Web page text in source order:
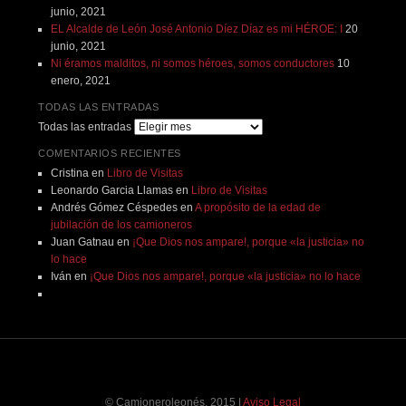
junio, 2021
EL Alcalde de León José Antonio Díez Díaz es mi HÉROE: I
20
junio, 2021
Ni éramos malditos, ni somos héroes, somos conductores 10
enero, 2021
TODAS LAS ENTRADAS
Todas las entradas
COMENTARIOS RECIENTES
Cristinaen Libro de Visitas
Leonardo Garcia Llamasen Libro de Visitas
Andrés Gómez Céspedesen A propósito de la edad de
jubilación de los camioneros
Juan Gatnau en ¡Que Dios nos ampare!, porque «la justicia» no
lo hace
Iván en ¡Que Dios nos ampare!, porque «la justicia» no lo hace
© Camioneroleonés, 2015 | Aviso Legal